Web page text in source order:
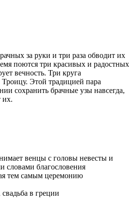
за руки и три раза обводит их
поются три красивых и радостных
вечность. Три круга
Этой традицией пара
сохранить брачные узы навсегда,
их.
венцы с головы невесты и
словами благословения
тем самым церемонию
свадьба в греции